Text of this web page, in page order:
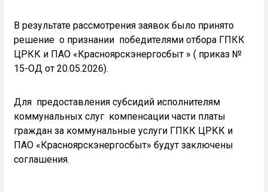
В результате рассмотрения заявок было принято
решение о признании победителями отбора ГПКК
ЦРКК и ПАО «Красноярскэнергосбыт » ( приказ №
15-ОД от 20.05.2026).
Для предоставления субсидий исполнителям
коммунальных слуг компенсации части платы
граждан за коммунальные услуги ГПКК ЦРКК и
ПАО «Красноярскэнергосбыт» будут заключены
соглашения.